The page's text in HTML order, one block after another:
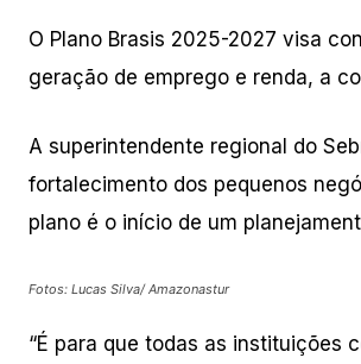
O Plano Brasis 2025-2027 visa
geração de emprego e renda, a
A superintendente regional do
fortalecimento dos pequenos
plano é o início de um
Fotos: Lucas Silva/ Amazonastur
“É para que todas as instituições